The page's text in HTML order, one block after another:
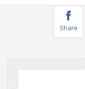
Share